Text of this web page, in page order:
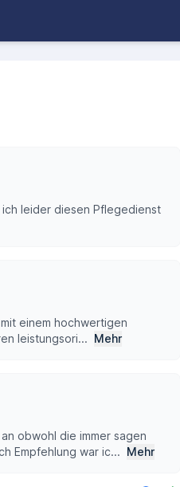
leider diesen Pflegedienst
einem hochwertigen
leistungsori... Mehr
obwohl die immer sagen
Empfehlung war ic... Mehr